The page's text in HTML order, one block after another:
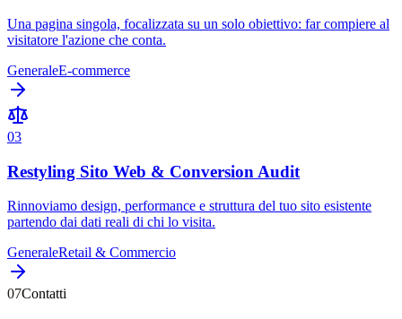
Una pagina singola, focalizzata su un solo obiettivo: far compiere al
visitatore l'azione che conta.
GeneraleE-commerce
03
Restyling Sito Web & Conversion Audit
Rinnoviamo design, performance e struttura del tuo sito esistente
partendo dai dati reali di chi lo visita.
GeneraleRetail & Commercio
07Contatti